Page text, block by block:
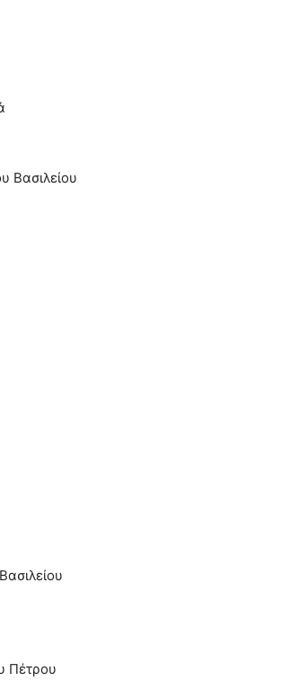
Βασιλείου
Πέτρου